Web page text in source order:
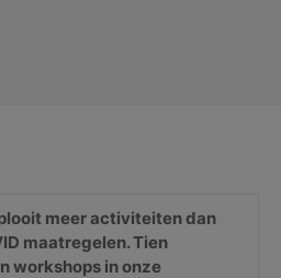
meer activiteiten dan
maatregelen. Tien
workshops in onze